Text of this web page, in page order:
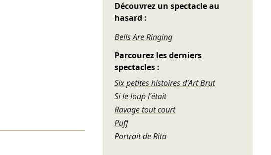
Découvrez un spectacle au
hasard :
Bells Are Ringing
Parcourez les derniers
spectacles :
Six petites histoires d'Art Brut
Si le loup l'était
Ravage tout court
Puff
Portrait de Rita